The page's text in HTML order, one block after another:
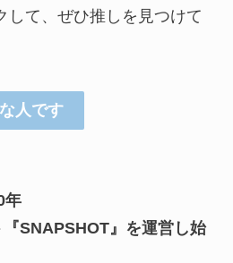
して、ぜひ推しを見つけて
人です
年
SNAPSHOT』を運営し始